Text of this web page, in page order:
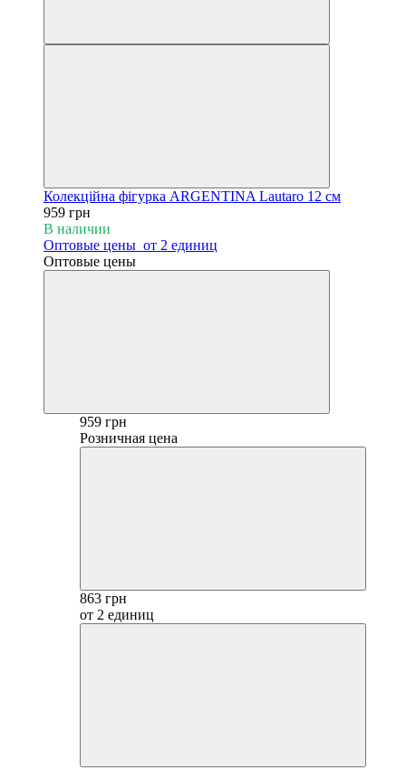
Колекційна фігурка ARGENTINA Lautaro 12 см
959 грн
В наличии
Оптовые цены от 2 единиц
Оптовые цены
959 грн
Розничная цена
863 грн
от 2 единиц